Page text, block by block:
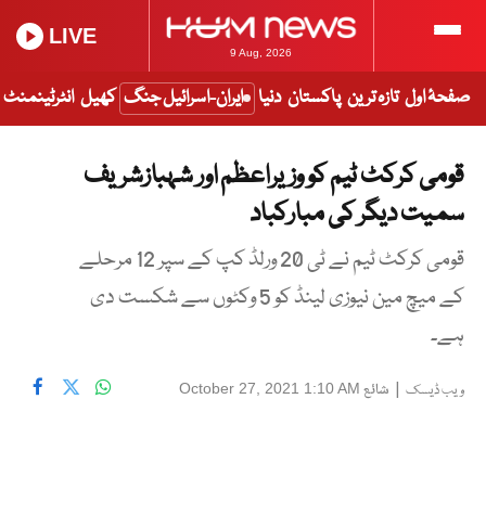
9 Aug, 2026
LIVE
صفحۂ اول تازہ ترین پاکستان دنیا ایران-اسرائیل جنگ کھیل انٹرٹینمنٹ
قومی کرکٹ ٹیم کو وزیراعظم اور شہبازشریف
سمیت دیگر کی مبارکباد
قومی کرکٹ ٹیم نے ٹی 20 ورلڈ کپ کے سپر 12 مرحلے
کے میچ مین نیوزی لینڈ کو 5 وکٹوں سے شکست دی
ہے۔
ویب ڈیسک | شائع October 27, 2021 1:10 AM